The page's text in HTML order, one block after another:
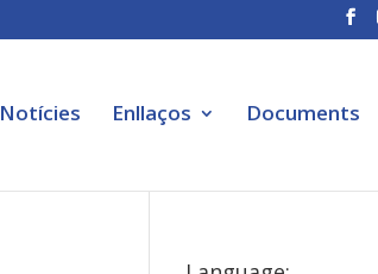
Notícies Enllaços Documents